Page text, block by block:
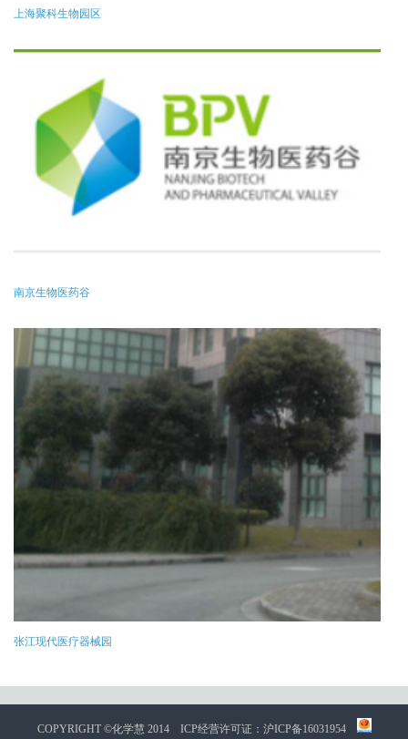
上海聚科生物园区
南京生物医药谷
张江现代医疗器械园
COPYRIGHT ©化学慧 2014 ICP经营许可证：沪ICP备16031954